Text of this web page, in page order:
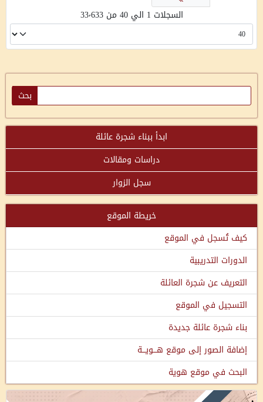
السجلات 1 الي 40 من 33٬633
ابدأ ببناء شجرة عائلة
دراسات ومقالات
سجل الزوار
خريطة الموقع
كيف تُسجل في الموقع
الدورات التدريبية
التعريف عن شجرة العائلة
التسجيل في الموقع
بناء شجرة عائلة جديدة
إضافة الصور إلى موقع هـــويـــة
البحث في موقع هوية